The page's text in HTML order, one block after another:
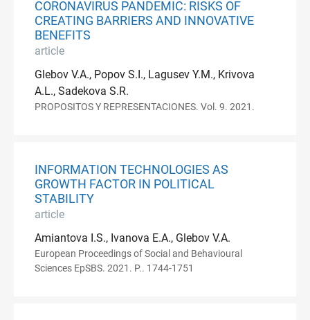
CORONAVIRUS PANDEMIC: RISKS OF
CREATING BARRIERS AND INNOVATIVE
BENEFITS
article
Glebov V.A., Popov S.I., Lagusev Y.M., Krivova
A.L., Sadekova S.R.
PROPOSITOS Y REPRESENTACIONES. Vol. 9. 2021.
INFORMATION TECHNOLOGIES AS
GROWTH FACTOR IN POLITICAL
STABILITY
article
Amiantova I.S., Ivanova E.A., Glebov V.A.
European Proceedings of Social and Behavioural
Sciences EpSBS. 2021. P.. 1744-1751